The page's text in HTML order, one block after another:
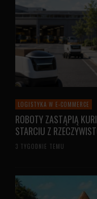
LOGISTYKA W E-COMMERCE
ROBOTY ZASTĄPIĄ
STARCIU Z
3 TYGODNIE TEMU